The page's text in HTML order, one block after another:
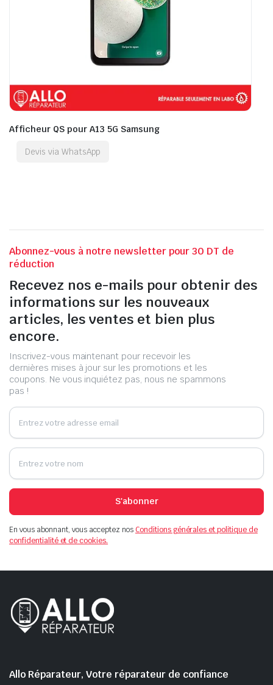
Afficheur QS pour A13 5G Samsung
Devis via WhatsApp
Abonnez-vous à notre newsletter pour 30 DT de
réduction
Recevez nos e-mails pour obtenir des
informations sur les nouveaux
articles, les ventes et bien plus
encore.
Inscrivez-vous maintenant pour recevoir les
dernières mises à jour sur les promotions et les
coupons. Ne vous inquiétez pas, nous ne spammons
pas !
S'abonner
En vous abonnant, vous acceptez nosConditions générales et politique de
confidentialité et de cookies.
Allo Réparateur, Votre réparateur de confiance